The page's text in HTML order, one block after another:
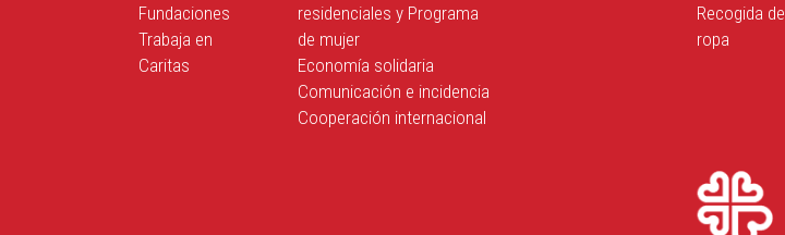
Fundaciones
Trabaja en
Caritas
residenciales y Programa
de mujer
Economía solidaria
Comunicación e incidencia
Cooperación internacional
Recogida de
ropa